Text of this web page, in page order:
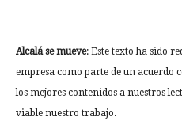
Alcalá se mueve: Este texto ha sido
empresa como parte de un acuerdo
los mejores contenidos a nuestros
viable nuestro trabajo.